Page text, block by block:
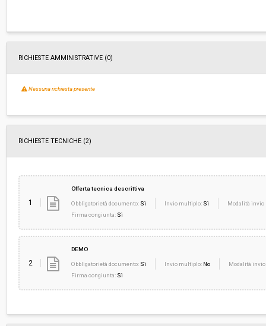
RICHIESTE AMMINISTRATIVE (0)
Nessuna richiesta presente
RICHIESTE TECNICHE (2)
1
Offerta tecnica descrittiva
Obbligatorietà documento: Sì Invio multiplo: Sì
Modalità invio
Firma congiunta: Sì
2
DEMO
Obbligatorietà documento: Sì Invio multiplo: No
Modalità
Firma congiunta: Sì